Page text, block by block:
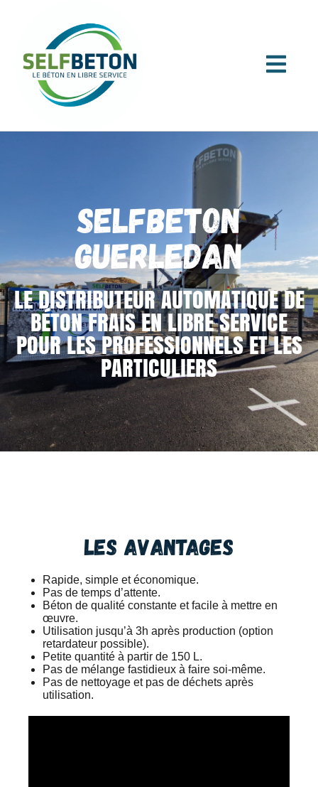
SELFBETON
GUERLEDAN
LE DISTRIBUTEUR AUTOMATIQUE DE
BÉTON FRAIS EN LIBRE SERVICE
POUR LES PROFESSIONNELS ET LES
PARTICULIERS
Les avantages
Rapide, simple et économique.
Pas de temps d’attente.
Béton de qualité constante et facile à mettre en
œuvre.
Utilisation jusqu’à 3h après production (option
retardateur possible).
Petite quantité à partir de 150 L.
Pas de mélange fastidieux à faire soi-même.
Pas de nettoyage et pas de déchets après
utilisation.